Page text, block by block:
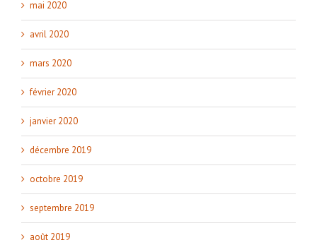
mai 2020
avril 2020
mars 2020
février 2020
janvier 2020
décembre 2019
octobre 2019
septembre 2019
août 2019